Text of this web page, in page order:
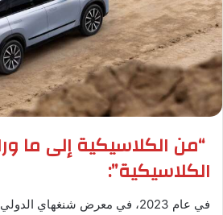
“من الكلاسيكية إلى ما
الكلاسيكية”:
في عام 2023، في معرض شنغهاي الدولي للسيارات، استحوذت